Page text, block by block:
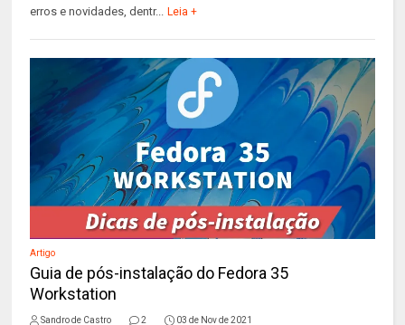
erros e novidades, dentr... Leia +
Artigo
Guia de pós-instalação do Fedora 35
Workstation
Sandro de Castro 2 03 de Nov de 2021